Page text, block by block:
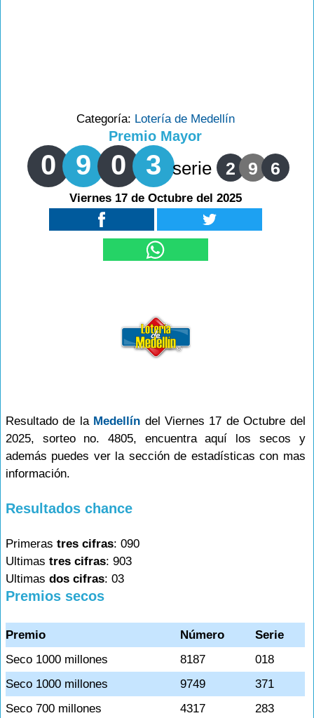
Categoría: Lotería de Medellín
Premio Mayor
0 9 0 3 serie 2 9 6
Viernes 17 de Octubre del 2025
Resultado de la Medellín del Viernes 17 de Octubre del
2025, sorteo no. 4805, encuentra aquí los secos y
además puedes ver la sección de estadísticas con mas
información.
Resultados chance
Primeras tres cifras: 090
Ultimas tres cifras: 903
Ultimas dos cifras: 03
Premios secos
Premio Número
Serie
Seco 1000 millones
8187
018
Seco 1000 millones
9749
371
Seco 700 millones
4317
283